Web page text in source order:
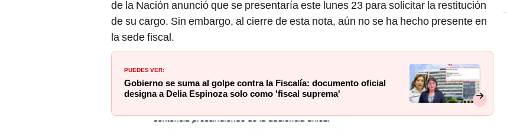
de la Nación anunció que se presentaría este lunes 23 para solicitar la restitución
de su cargo. Sin embargo, al cierre de esta nota, aún no se ha hecho presente en
la sede fiscal.
PUEDES VER:
Gobierno se suma al golpe contra la Fiscalía: documento oficial
designa a Delia Espinoza solo como 'fiscal suprema'